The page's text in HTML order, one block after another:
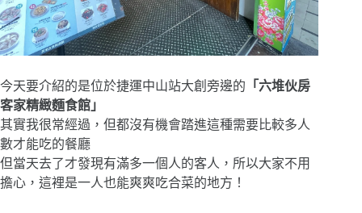
今天要介紹的是位於捷運中山站大創旁邊的 「六堆伙房
客家精緻麵食館」
其實我很常經過，但都沒有機會踏進這種需要比較多人
數才能吃的餐廳
但當天去了才發現有滿多一個人的客人，所以大家不用
擔心，這裡是一人也能爽爽吃合菜的地方！